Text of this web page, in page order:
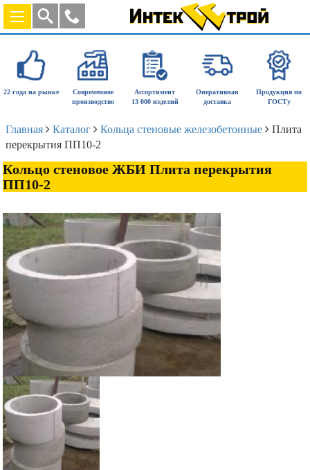
22 года на рынке
Современное
производство
Ассортимент
13 000 изделий
Оперативная
доставка
Продукция по
ГОСТу
Главная Каталог Кольца стеновые железобетонные
Плита
перекрытия ПП10-2
Кольцо стеновое ЖБИ Плита перекрытия
ПП10-2